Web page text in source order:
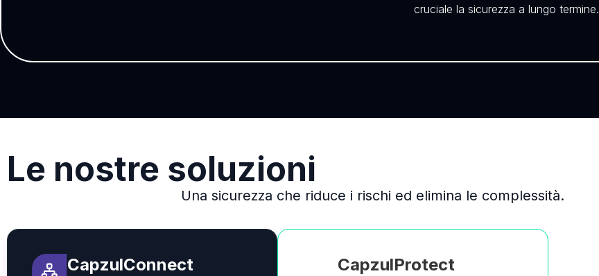
cruciale la sicurezza a lungo termine.
Le nostre soluzioni
Una sicurezza che riduce i rischi ed elimina le complessità.
CapzulConnect CapzulProtect